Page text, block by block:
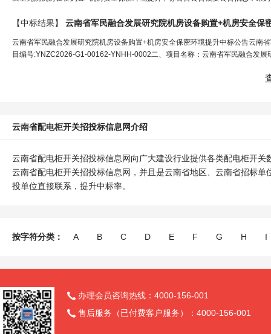
【中标结果】 云南省军民融合发展研究院机房设备购置+机房安全保
云南省军民融合发展研究院机房设备购置+机房安全保密环境提升中标公告云南
目编号:YNZC2026-G1-00162-YNHH-0002二、项目名称：云南省军民融合发
云南省配电柜开关招投标信息网介绍
云南省配电柜开关招投标信息网向广大建设行业提供各类配电柜开
云南省配电柜开关招投标信息网，并且是云南省地区、云南省招标
投单位直接联系，提升中标率。
按字符分类： A B C D E F G H I
 办理会员咨询热线：4000-156-001
 售后服务（已付费客户服务）：4000-156-001